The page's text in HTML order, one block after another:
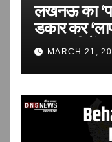
लखनऊ का
डकार कर
सरपरस्ती में
MARCH 21,